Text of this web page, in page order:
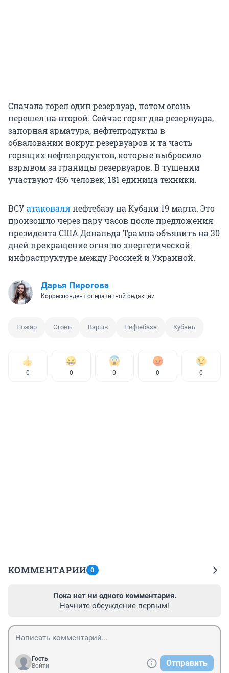
Сначала горел один резервуар, потом огонь
перешел на второй. Сейчас горят два резервуара,
запорная арматура, нефтепродукты в
обваловании вокруг резервуаров и та часть
горящих нефтепродуктов, которые выбросило
взрывом за границы резервуаров. В тушении
участвуют 456 человек, 181 единица техники.
ВСУатаковалинефтебазу на Кубани 19 марта. Это
произошло через пару часов после предложения
президента США Дональда Трампа объявить на 30
дней прекращение огня по энергетической
инфраструктуре между Россией и Украиной.
Дарья Пирогова
Корреспондент оперативной редакции
Пожар Огонь Взрыв Нефтебаза Кубань
0 0 0 0 0
КОММЕНТАРИИ 0
Пока нет ни одного комментария.
Начните обсуждение первым!
Гость
Войти
Отправить